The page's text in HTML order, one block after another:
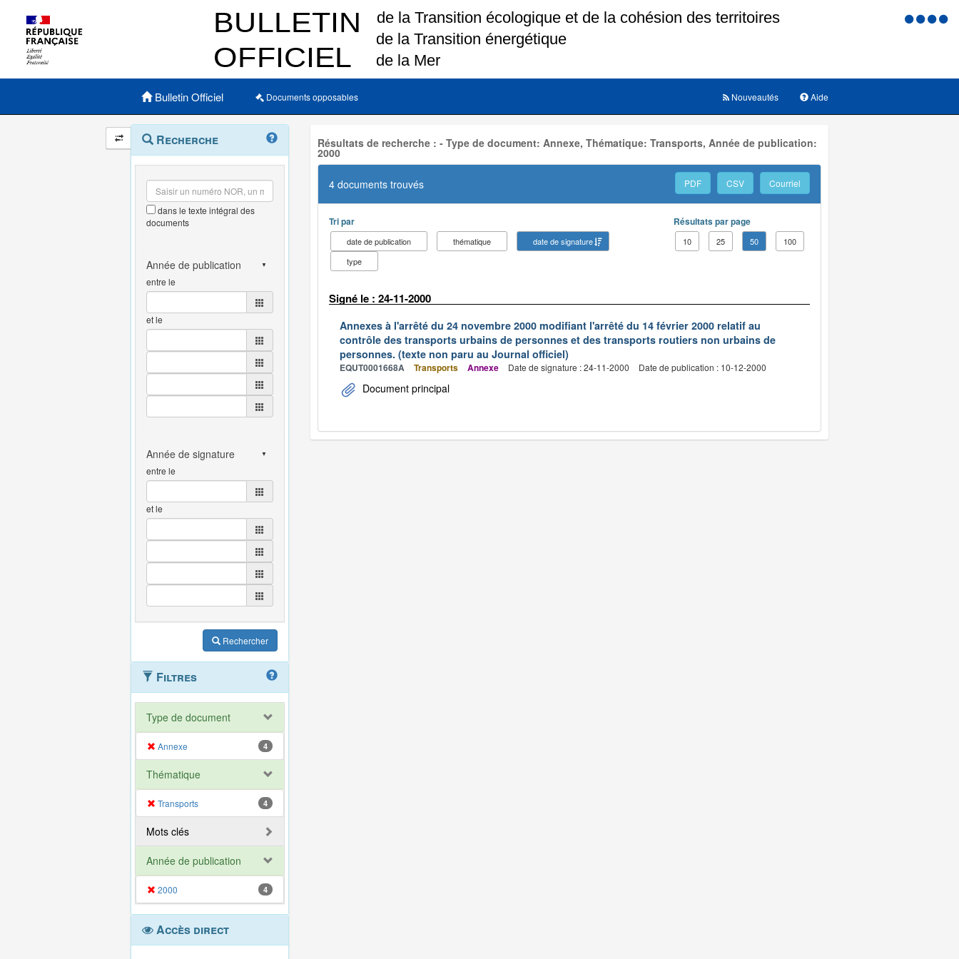
Menu
Menu principal
Bulletin Officiel Documents opposables Aide
Nouveautés
Navigation
et
outils
annexes
Menu
contextuel
Recherche
dans le texte intégral des
documents
entre le
et le
entre le
et le
Rechercher
Filtres
Type de document
Annexe 4
Thématique
Transports 4
Mots clés
Année de publication
2000 4
Accès direct
Résultats de recherche : - Type de document: Annexe, Thématique: Transports, Année de publication:
2000
4 documents trouvés PDF CSV Courriel
Tri par
date de publication thématique
date de signature
type
Résultats par page
10 25 50 100
Signé le : 24-11-2000
Annexes à l'arrêté du 24 novembre 2000 modifiant l'arrêté du 14 février 2000 relatif au
contrôle des transports urbains de personnes et des transports routiers non urbains de
personnes. (texte non paru au Journal officiel)
EQUT0001668A Transports Annexe Date de signature : 24-11-2000 Date de publication : 10-12-2000
Document principal